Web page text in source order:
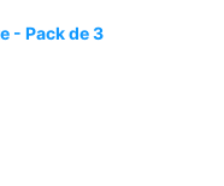
- Pack de 3